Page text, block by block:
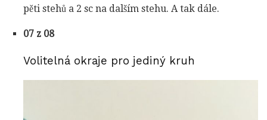
pěti stehů a 2 sc na dalším stehu. A tak dále.
07 z 08
Volitelná okraje pro jediný kruh